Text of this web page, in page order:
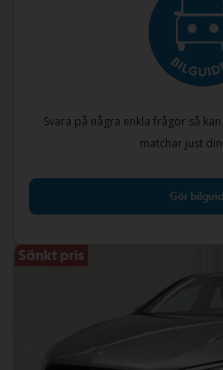
Svara på några enkla frågor så
matchar just
Gör
Sänkt pris